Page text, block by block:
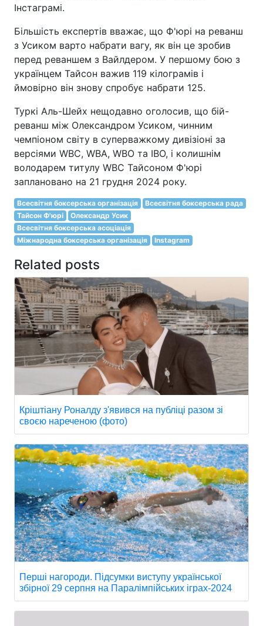
Інстаграмі.
Більшість експертів вважає, що Ф'юрі на реванш
з Усиком варто набрати вагу, як він це зробив
перед реваншем з Вайлдером. У першому бою з
українцем Тайсон важив 119 кілограмів і
ймовірно він знову спробує набрати 125.
Туркі Аль-Шейх нещодавно оголосив, що бій-
реванш між Олександром Усиком, чинним
чемпіоном світу в суперважкому дивізіоні за
версіями WBC, WBA, WBO та IBO, і колишнім
володарем титулу WBC Тайсоном Ф'юрі
заплановано на 21 грудня 2024 року.
Всесвітня боксерська організація
Всесвітня боксерська рада
Тайсон Ф'юрі
Олександр Усик
Всесвітня боксерська асоціація
Міжнародна боксерська організація
Instagram
Related posts
Кріштіану Роналду з'явився на публіці разом зі
своєю нареченою (фото)
Перші нагороди. Підсумки виступу української
збірної 29 серпня на Паралімпійських іграх-2024